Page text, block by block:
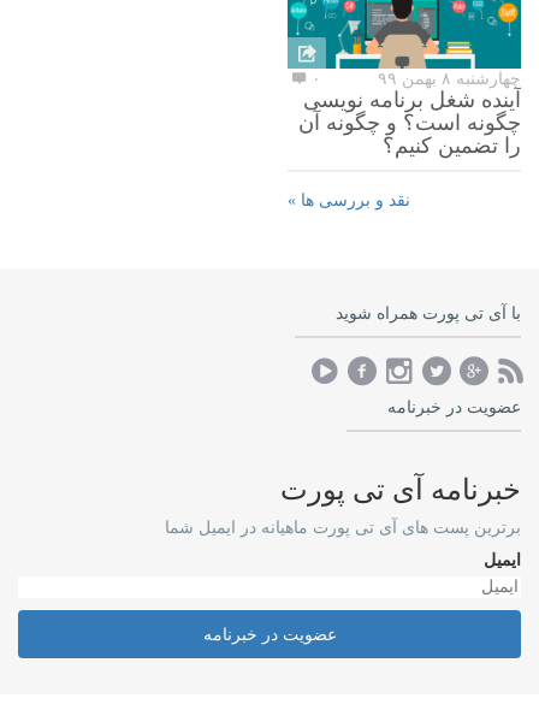
چهارشنبه ۸ بهمن ۹۹ ۰
آینده شغل برنامه نویسی
چگونه است؟ و چگونه آن
را تضمین کنیم؟
نقد و بررسی ها »
با آی تی پورت همراه شوید
عضویت در خبرنامه
خبرنامه آی تی پورت
برترین پست های آی تی پورت ماهیانه در ایمیل شما
ایمیل
عضویت در خبرنامه